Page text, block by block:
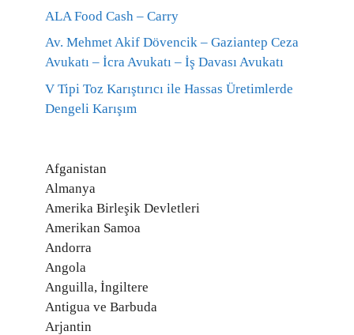
ALA Food Cash – Carry
Av. Mehmet Akif Dövencik – Gaziantep Ceza
Avukatı – İcra Avukatı – İş Davası Avukatı
V Tipi Toz Karıştırıcı ile Hassas Üretimlerde
Dengeli Karışım
Afganistan
Almanya
Amerika Birleşik Devletleri
Amerikan Samoa
Andorra
Angola
Anguilla, İngiltere
Antigua ve Barbuda
Arjantin